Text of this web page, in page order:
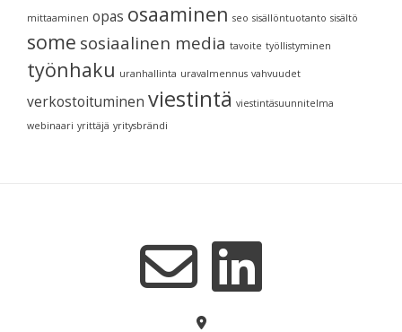
mittaaminen opas osaaminen seo sisällöntuotanto sisältö
some sosiaalinen media tavoite työllistyminen
työnhaku uranhallinta uravalmennus vahvuudet
verkostoituminen viestintä viestintäsuunnitelma
webinaari yrittäjä yritysbrändi